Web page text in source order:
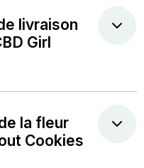
livraison
Girl
la fleur
Cookies